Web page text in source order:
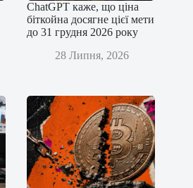
ChatGPT каже, що ціна
біткойна досягне цієї мети
до 31 грудня 2026 року
28 Липня, 2026